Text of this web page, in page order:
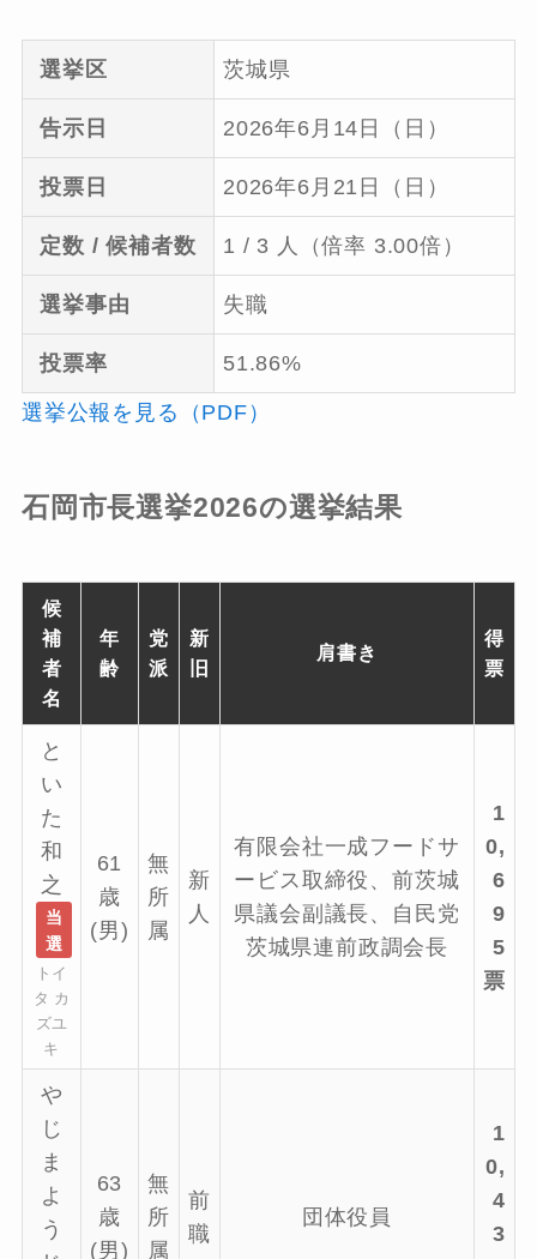
選挙区 茨城県
告示日 2026年6月14日（日）
投票日 2026年6月21日（日）
定数 / 候補者数 1 / 3 人（倍率 3.00倍）
選挙事由 失職
投票率 51.86%
選挙公報を見る（PDF）
石岡市長選挙2026の選挙結果
候
補
者
名
年
齢
党
派
新
旧
肩書き
得
票
と
い
た
和
之
当
選
トイ
タ カ
ズユ
キ
61
歳
(男)
無
所
属
新
人
有限会社一成フードサ
ービス取締役、前茨城
県議会副議長、自民党
茨城県連前政調会長
1
0,
6
9
5
票
や
じ
ま
よ
う
63
歳
(男)
無
所
属
前
職
団体役員
1
0,
4
3